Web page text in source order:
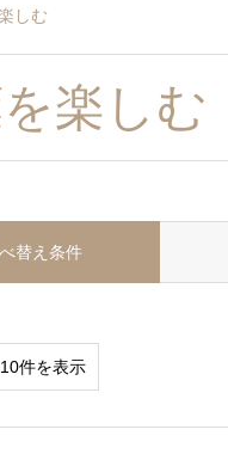
しむ
楽しむ
替え条件
件を表示